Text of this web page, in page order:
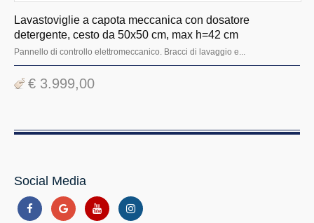
Lavastoviglie a capota meccanica con dosatore
detergente, cesto da 50x50 cm, max h=42 cm
Pannello di controllo elettromeccanico. Bracci di lavaggio e...
€ 3.999,00
Social Media